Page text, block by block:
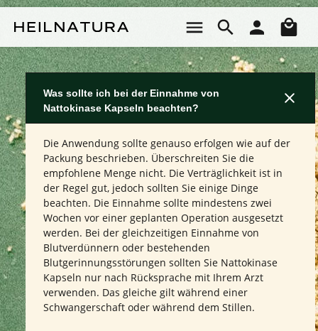
Was sollte ich bei der Einnahme von
Nattokinase Kapseln beachten?
Die Anwendung sollte genauso erfolgen wie auf der
Packung beschrieben. Überschreiten Sie die
empfohlene Menge nicht. Die Verträglichkeit ist in
der Regel gut, jedoch sollten Sie einige Dinge
beachten. Die Einnahme sollte mindestens zwei
Wochen vor einer geplanten Operation ausgesetzt
werden. Bei der gleichzeitigen Einnahme von
Blutverdünnern oder bestehenden
Blutgerinnungsstörungen sollten Sie Nattokinase
Kapseln nur nach Rücksprache mit Ihrem Arzt
verwenden. Das gleiche gilt während einer
Schwangerschaft oder während dem Stillen.